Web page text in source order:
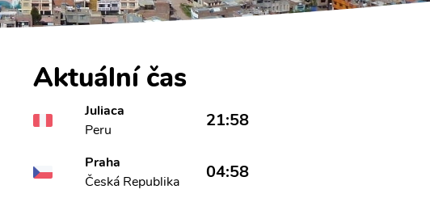
Aktuální čas
Juliaca
Peru
21:58
Praha
Česká Republika
04:58